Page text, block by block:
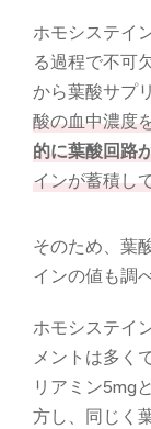
ホモシステイ
る過程で不可
から葉酸サプ
酸の血中濃度
的に葉酸回路
インが蓄積し
そのため、葉
インの値も調
ホモシステイ
メントは多く
リアミン5mg
方し、同じく